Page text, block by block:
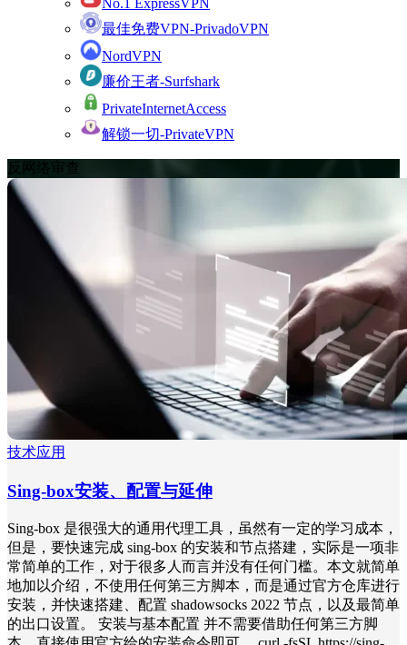
No.1 ExpressVPN
最佳免费VPN-PrivadoVPN
NordVPN
廉价王者-Surfshark
PrivateInternetAccess
解锁一切-PrivateVPN
反网络审查
技术应用
Sing-box安装、配置与延伸
Sing-box 是很强大的通用代理工具，虽然有一定的学习成本，
但是，要快速完成 sing-box 的安装和节点搭建，实际是一项非
常简单的工作，对于很多人而言并没有任何门槛。本文就简单
地加以介绍，不使用任何第三方脚本，而是通过官方仓库进行
安装，并快速搭建、配置 shadowsocks 2022 节点，以及最简单
的出口设置。 安装与基本配置 并不需要借助任何第三方脚